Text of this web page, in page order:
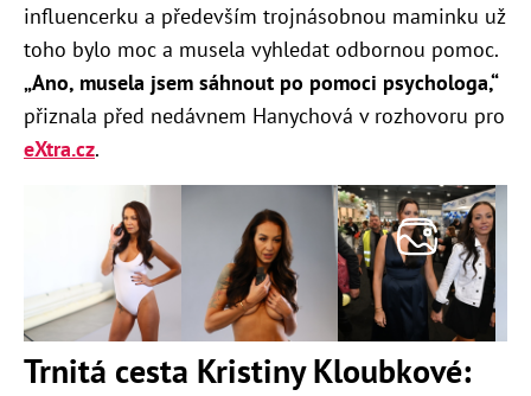
influencerku a především trojnásobnou maminku už
toho bylo moc a musela vyhledat odbornou pomoc.
„Ano, musela jsem sáhnout po pomoci psychologa,“
přiznala před nedávnem Hanychová v rozhovoru pro
eXtra.cz.
Trnitá cesta Kristiny Kloubkové: